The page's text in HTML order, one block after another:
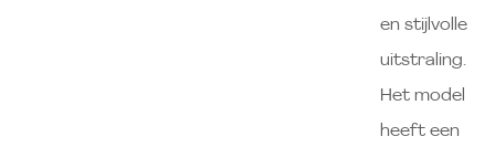
en stijlvolle
uitstraling.
Het model
heeft een